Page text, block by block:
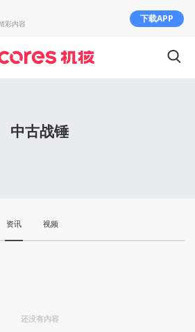
中古战锤
资讯 视频
还没有内容
彩内容 下载APP